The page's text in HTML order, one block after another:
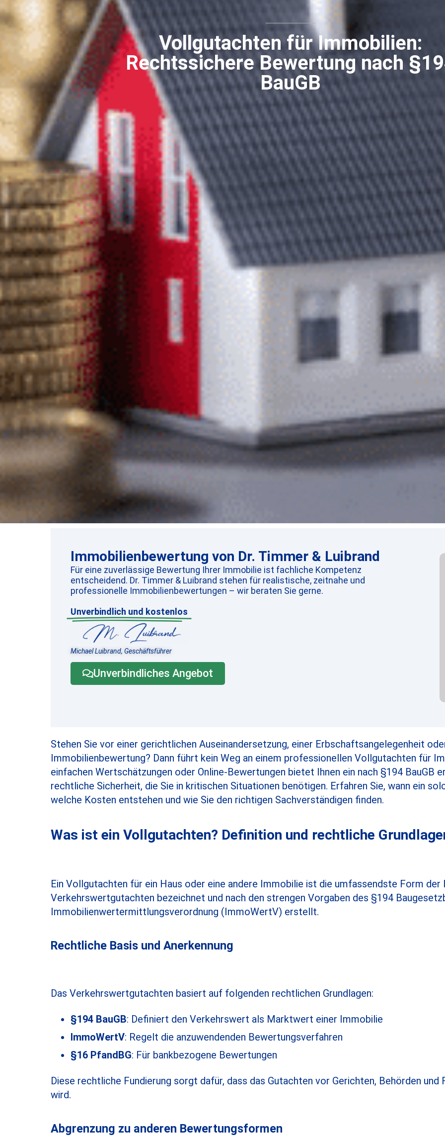
Vollgutachten für Immobilien:
Rechtssichere Bewertung nach
BauGB
Immobilienbewertung von Dr. Timmer & Luibrand
Für eine zuverlässige Bewertung Ihrer Immobilie ist fachliche Kompetenz
entscheidend. Dr. Timmer & Luibrand stehen für realistische, zeitnahe und
professionelle Immobilienbewertungen – wir beraten Sie gerne.
Unverbindlich und kostenlos
Michael Luibrand, Geschäftsführer
Unverbindliches Angebot
Stehen Sie vor einer gerichtlichen Auseinandersetzung, einer Erbschaftsangelegenheit
Immobilienbewertung? Dann führt kein Weg an einem professionellen Vollgutachten für
einfachen Wertschätzungen oder Online-Bewertungen bietet Ihnen ein nach §194
rechtliche Sicherheit, die Sie in kritischen Situationen benötigen. Erfahren Sie, wann ein
welche Kosten entstehen und wie Sie den richtigen Sachverständigen finden.
Was ist ein Vollgutachten? Definition und rechtliche
Ein Vollgutachten für ein Haus oder eine andere Immobilie ist die umfassendste Form
Verkehrswertgutachten bezeichnet und nach den strengen Vorgaben des §194
Immobilienwertermittlungsverordnung (ImmoWertV) erstellt.
Rechtliche Basis und Anerkennung
Das Verkehrswertgutachten basiert auf folgenden rechtlichen Grundlagen:
§194 BauGB: Definiert den Verkehrswert als Marktwert einer Immobilie
ImmoWertV: Regelt die anzuwendenden Bewertungsverfahren
§16 PfandBG: Für bankbezogene Bewertungen
Diese rechtliche Fundierung sorgt dafür, dass das Gutachten vor Gerichten, Behörden
wird.
Abgrenzung zu anderen Bewertungsformen